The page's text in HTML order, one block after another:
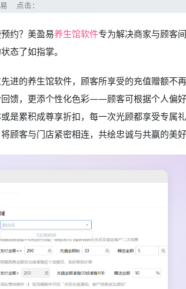
易 点击：
约？美盈易养生馆软件专为解决商家与顾客
态了如指掌。
进的养生馆软件，顾客所享受的充值赠额不
馈，更添个性化色彩——顾客可根据个人偏
是累积成尊享折扣，每一次光顾都享受专属
顾客与门店紧密相连，共绘忠诚与共赢的美